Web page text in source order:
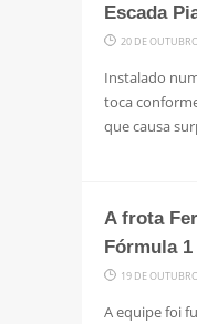
Escada
20 DE
Instalado
toca
que causa
A frota
Fórmula 1
19 DE
A equipe foi